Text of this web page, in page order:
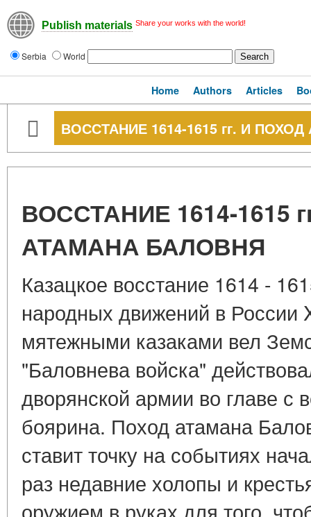
Publish materials Share your works with the world!
Serbia World
Home Authors Articles
ВОССТАНИЕ 1614-1615 гг. И
ВОССТАНИЕ 1614-1615
АТАМАНА БАЛОВНЯ
Казацкое восстание 1614 -
народных движений в России
мятежными казаками вел
"Баловнева войска"
дворянской армии во главе с
боярина. Поход атамана
ставит точку на событиях
раз недавние холопы и
оружием в руках для того,